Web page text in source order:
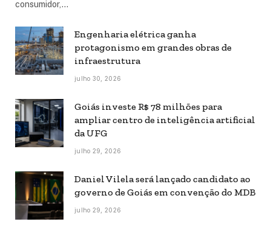
consumidor,…
Engenharia elétrica ganha
protagonismo em grandes obras de
infraestrutura
julho 30, 2026
Goiás investe R$ 78 milhões para
ampliar centro de inteligência artificial
da UFG
julho 29, 2026
Daniel Vilela será lançado candidato ao
governo de Goiás em convenção do MDB
julho 29, 2026